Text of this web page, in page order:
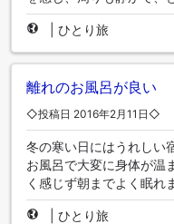
ひとり旅
離れのお風呂が良い
◇投稿日 2016年2月11日◇
冬の寒い日にはうれしい
お風呂で大変に身体が温
く感じず朝までよく眠れ
ひとり旅